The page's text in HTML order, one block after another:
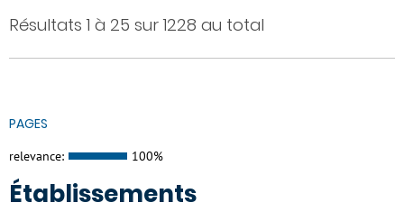
Résultats 1 à 25 sur 1228 au total
PAGES
relevance: 100%
Établissements